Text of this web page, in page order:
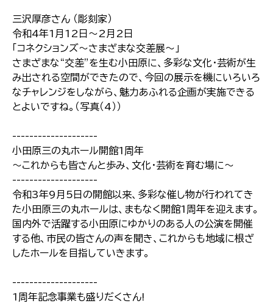
三沢厚彦さん （彫刻家）
令和4年1月12日～2月2日
「コネクションズ～さまざまな交差展～」
さまざまな“交差”を生む小田原に、多彩な文化・芸術が生
み出される空間ができたので、今回の展示を機にいろいろ
なチャレンジをしながら、魅力あふれる企画が実施できる
とよいですね。（写真（4））
--------------------
小田原三の丸ホール開館1周年
～これからも皆さんと歩み、文化・芸術を育む場に～
--------------------
令和3年9月5日の開館以来、多彩な催し物が行われてき
た小田原三の丸ホールは、まもなく開館1周年を迎えます。
国内外で活躍する小田原にゆかりのある人の公演を開催
する他、市民の皆さんの声を聞き、これからも地域に根ざ
したホールを目指していきます。
--------------------
1周年記念事業も盛りだくさん!